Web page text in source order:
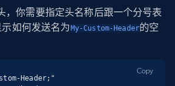
，你需要指定头名称后跟一个分号表
如何发送名为 My-Custom-Header的空
Header;"
Copy